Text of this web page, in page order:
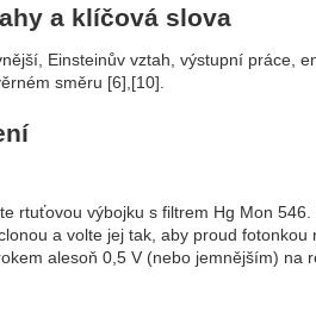
a klíčová slova
Einsteinův vztah, výstupní práce,
směru [6],[10].
rtuťovou výbojku s filtrem Hg Mon
a volte jej tak, aby proud
alesoň 0,5 V (nebo jemnějším) na